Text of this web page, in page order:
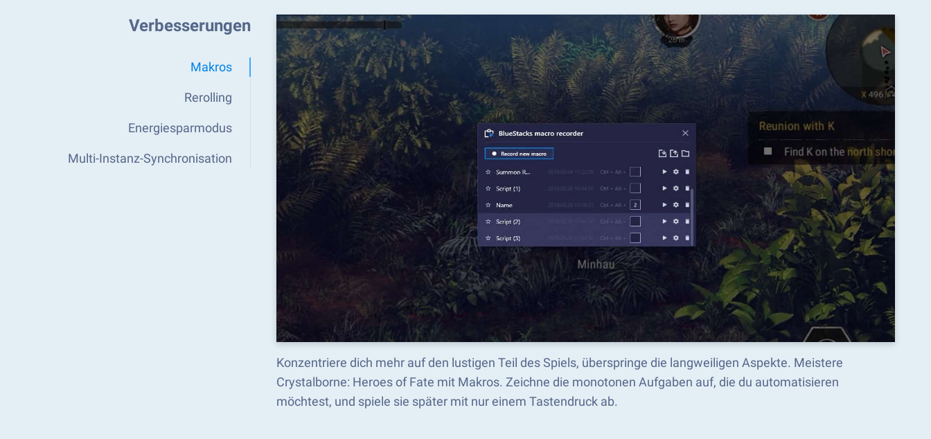
Verbesserungen
Makros
Rerolling
Energiesparmodus
Multi-Instanz-Synchronisation
Konzentriere dich mehr auf den lustigen Teil des Spiels, überspringe die langweiligen Aspekte. Meistere
Crystalborne: Heroes of Fate mit Makros. Zeichne die monotonen Aufgaben auf, die du automatisieren
möchtest, und spiele sie später mit nur einem Tastendruck ab.